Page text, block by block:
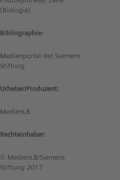
(Biologie)
Bibliographie:
Medienportal der Siemens
Stiftung
Urheber/Produzent:
MedienLB
Rechteinhaber:
© MedienLB/Siemens
Stiftung 2017